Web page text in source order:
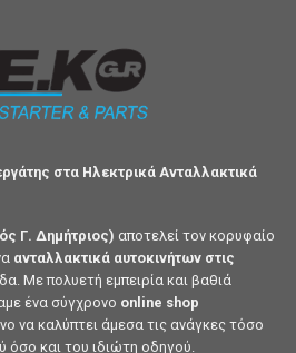
στα Ηλεκτρικά Ανταλλακτικά
Γ. Δημήτριος) αποτελεί τον κορυφαίο
ανταλλακτικά αυτοκινήτων στις
Με πολυετή εμπειρία και βαθιά
ένα σύγχρονο online shop
να καλύπτει άμεσα τις ανάγκες τόσο
όσο και του ιδιώτη οδηγού.